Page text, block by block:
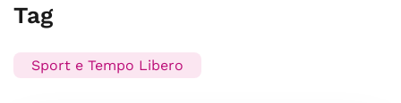
Tag
Sport e Tempo Libero